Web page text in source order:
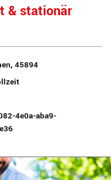
& stationär
45894
4e0a-aba9-